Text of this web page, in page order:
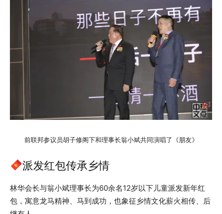
前联邦参议员胡子修阁下和理事长翁小斌共同演唱了《朋友》
派发红包传承乡情
林华会长与翁小斌理事长为60余名12岁以下儿童派发新年红
包，寓意龙马精神、马到成功，也象征乡情文化薪火相传、后